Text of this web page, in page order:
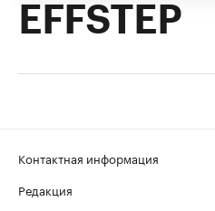
EFFSTEP
Контактная информация
Редакция